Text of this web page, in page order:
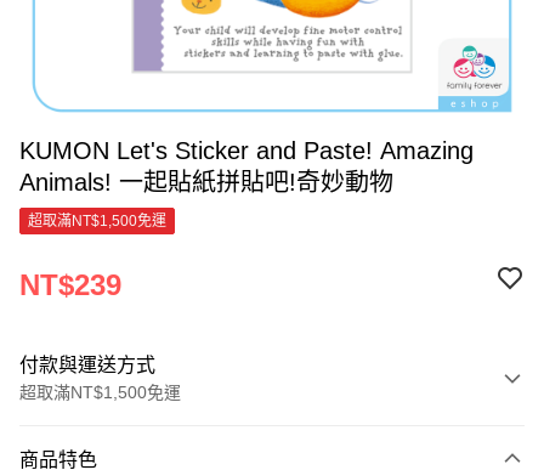
KUMON Let's Sticker and Paste! Amazing
Animals! 一起貼紙拼貼吧!奇妙動物
超取滿NT$1,500免運
NT$239
付款與運送方式
超取滿NT$1,500免運
商品特色